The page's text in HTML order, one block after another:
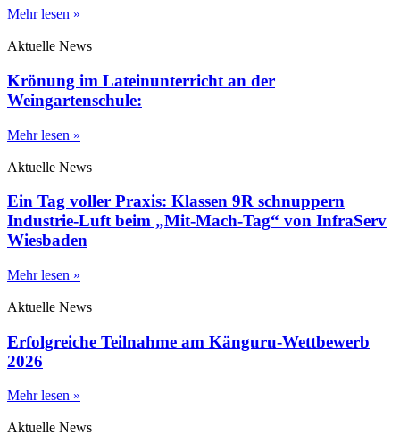
Mehr lesen »
Aktuelle News
Krönung im Lateinunterricht an der
Weingartenschule:
Mehr lesen »
Aktuelle News
Ein Tag voller Praxis: Klassen 9R schnuppern
Industrie-Luft beim „Mit-Mach-Tag“ von InfraServ
Wiesbaden
Mehr lesen »
Aktuelle News
Erfolgreiche Teilnahme am Känguru-Wettbewerb
2026
Mehr lesen »
Aktuelle News